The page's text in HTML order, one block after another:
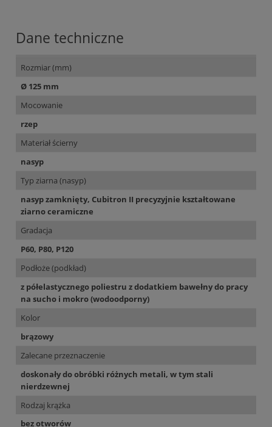
Dane techniczne
Rozmiar (mm)
Ø 125 mm
Mocowanie
rzep
Materiał ścierny
nasyp
Typ ziarna (nasyp)
nasyp zamknięty, Cubitron II precyzyjnie kształtowane
ziarno ceramiczne
Gradacja
P60, P80, P120
Podłoże (podkład)
z półelastycznego poliestru z dodatkiem bawełny do pracy
na sucho i mokro (wodoodporny)
Kolor
brązowy
Zalecane przeznaczenie
doskonały do obróbki różnych metali, w tym stali
nierdzewnej
Rodzaj krążka
bez otworów